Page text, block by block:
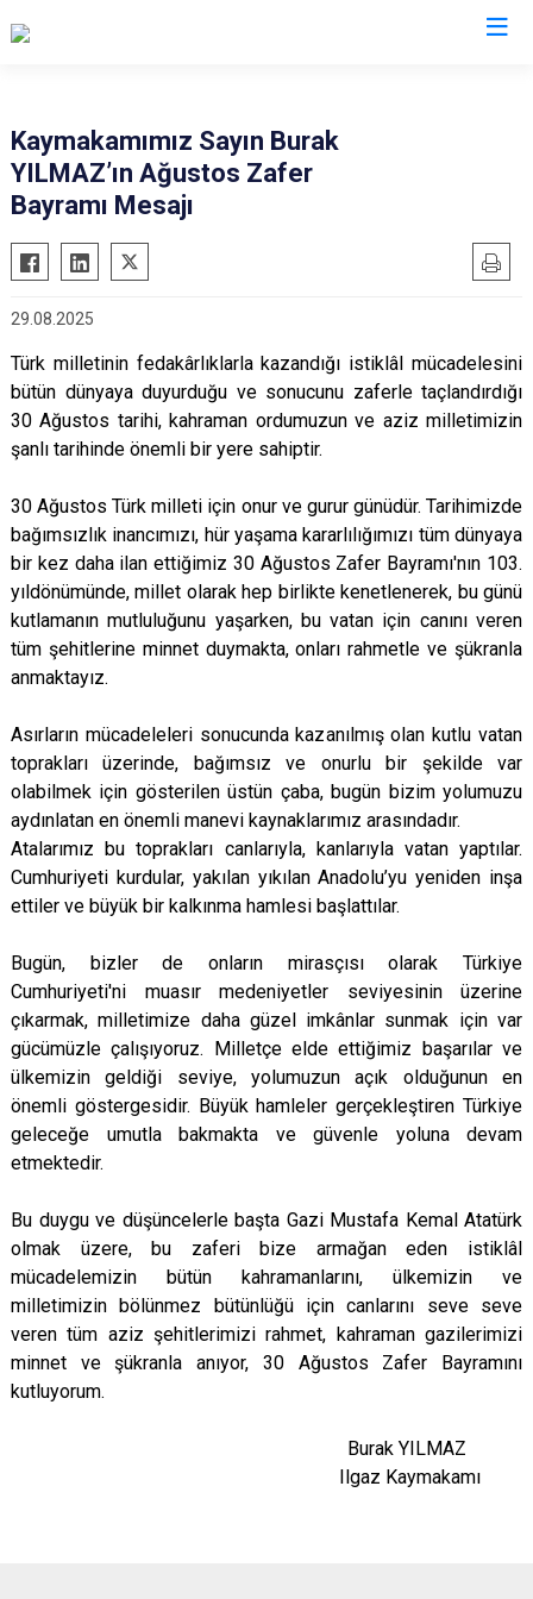
Atkaracalar
Bayramören
Çerkeş
Kızılırmak
Korgun
Kaymakamımız Sayın Burak
YILMAZ’ın Ağustos Zafer
Bayramı Mesajı
29.08.2025
Türk milletinin fedakârlıklarla kazandığı istiklâl mücadelesini
bütün dünyaya duyurduğu ve sonucunu zaferle taçlandırdığı
30 Ağustos tarihi, kahraman ordumuzun ve aziz milletimizin
şanlı tarihinde önemli bir yere sahiptir.
30 Ağustos Türk milleti için onur ve gurur günüdür. Tarihimizde
bağımsızlık inancımızı, hür yaşama kararlılığımızı tüm dünyaya
bir kez daha ilan ettiğimiz 30 Ağustos Zafer Bayramı'nın 103.
yıldönümünde, millet olarak hep birlikte kenetlenerek, bu günü
kutlamanın mutluluğunu yaşarken, bu vatan için canını veren
tüm şehitlerine minnet duymakta, onları rahmetle ve şükranla
anmaktayız.
Asırların mücadeleleri sonucunda kazanılmış olan kutlu vatan
toprakları üzerinde, bağımsız ve onurlu bir şekilde var
olabilmek için gösterilen üstün çaba, bugün bizim yolumuzu
aydınlatan en önemli manevi kaynaklarımız arasındadır.
Atalarımız bu toprakları canlarıyla, kanlarıyla vatan yaptılar.
Cumhuriyeti kurdular, yakılan yıkılan Anadolu’yu yeniden inşa
ettiler ve büyük bir kalkınma hamlesi başlattılar.
Bugün, bizler de onların mirasçısı olarak Türkiye
Cumhuriyeti'ni muasır medeniyetler seviyesinin üzerine
çıkarmak, milletimize daha güzel imkânlar sunmak için var
gücümüzle çalışıyoruz. Milletçe elde ettiğimiz başarılar ve
ülkemizin geldiği seviye, yolumuzun açık olduğunun en
önemli göstergesidir. Büyük hamleler gerçekleştiren Türkiye
geleceğe umutla bakmakta ve güvenle yoluna devam
etmektedir.
Bu duygu ve düşüncelerle başta Gazi Mustafa Kemal Atatürk
olmak üzere, bu zaferi bize armağan eden istiklâl
mücadelemizin bütün kahramanlarını, ülkemizin ve
milletimizin bölünmez bütünlüğü için canlarını seve seve
veren tüm aziz şehitlerimizi rahmet, kahraman gazilerimizi
minnet ve şükranla anıyor, 30 Ağustos Zafer Bayramını
kutluyorum.
Burak YILMAZ
Ilgaz Kaymakamı